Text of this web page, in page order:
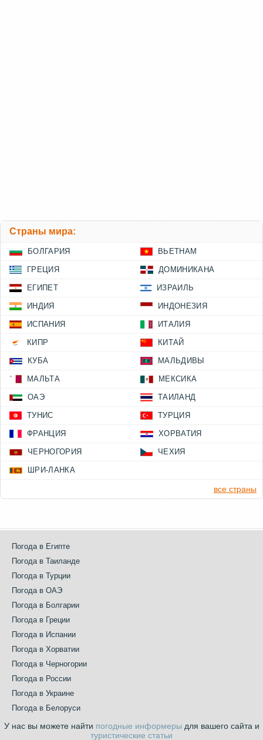
Страны мира:
БОЛГАРИЯ ВЬЕТНАМ
ГРЕЦИЯ ДОМИНИКАНА
ЕГИПЕТ ИЗРАИЛЬ
ИНДИЯ ИНДОНЕЗИЯ
ИСПАНИЯ ИТАЛИЯ
КИПР КИТАЙ
КУБА МАЛЬДИВЫ
МАЛЬТА МЕКСИКА
ОАЭ ТАИЛАНД
ТУНИС ТУРЦИЯ
ФРАНЦИЯ ХОРВАТИЯ
ЧЕРНОГОРИЯ ЧЕХИЯ
ШРИ-ЛАНКА
все страны
Погода в Египте
Погода в Таиланде
Погода в Турции
Погода в ОАЭ
Погода в Болгарии
Погода в Греции
Погода в Испании
Погода в Хорватии
Погода в Черногории
Погода в России
Погода в Украине
Погода в Белоруси
У нас вы можете найти погодные информеры для вашего сайта и
туристические статьи